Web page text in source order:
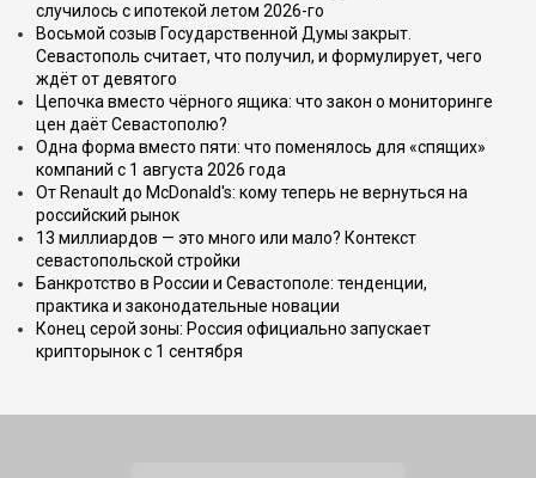
случилось с ипотекой летом 2026-го
Восьмой созыв Государственной Думы закрыт.
Севастополь считает, что получил, и формулирует, чего
ждёт от девятого
Цепочка вместо чёрного ящика: что закон о мониторинге
цен даёт Севастополю?
Одна форма вместо пяти: что поменялось для «спящих»
компаний с 1 августа 2026 года
От Renault до McDonald's: кому теперь не вернуться на
российский рынок
13 миллиардов — это много или мало? Контекст
севастопольской стройки
Банкротство в России и Севастополе: тенденции,
практика и законодательные новации
Конец серой зоны: Россия официально запускает
крипторынок с 1 сентября